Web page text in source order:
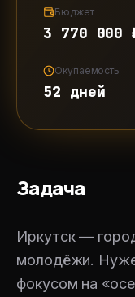
Бюджет
3 770 000
Окупаемость
52 дней
Задача
Иркутск —
молодёжи.
фокусом на